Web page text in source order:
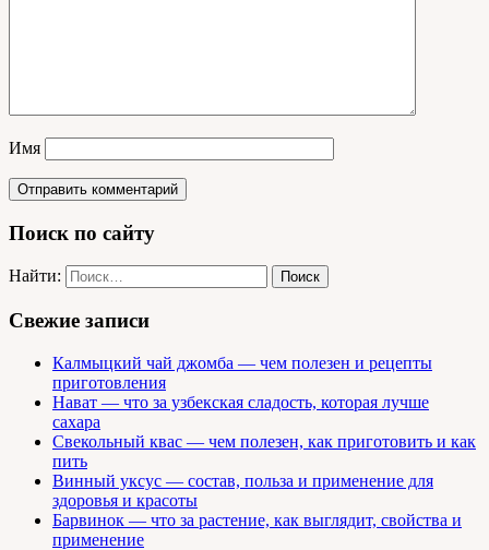
Имя
Поиск по сайту
Найти:
Свежие записи
Калмыцкий чай джомба — чем полезен и рецепты
приготовления
Нават — что за узбекская сладость, которая лучше
сахара
Свекольный квас — чем полезен, как приготовить и как
пить
Винный уксус — состав, польза и применение для
здоровья и красоты
Барвинок — что за растение, как выглядит, свойства и
применение